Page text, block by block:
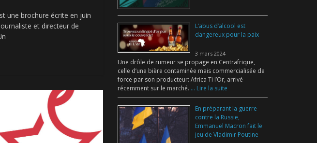
une brochure écrite en juin
et directeur de
L’abus d’alcool est
dangereux pour la paix
3 mars 2024
Une drôle de rumeur se propage en Centrafrique,
celle d’une bière contaminée mais commercialisée de
force par son producteur: Africa Ti l’Or, arrivé
récemment sur le marché. ... Lire la suite
En préparant la guerre
contre la Russie,
Emmanuel Macron fait le
jeu de Vladimir Poutine